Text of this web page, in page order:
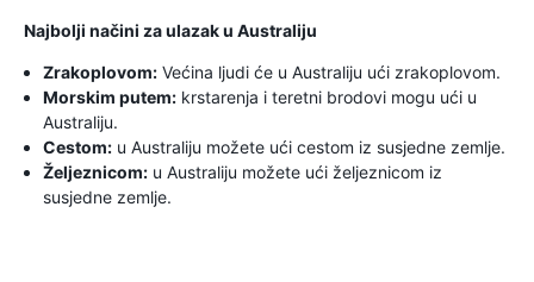
Najbolji načini za ulazak u Australiju
Zrakoplovom: Većina ljudi će u Australiju ući zrakoplovom.
Morskim putem: krstarenja i teretni brodovi mogu ući u
Australiju.
Cestom: u Australiju možete ući cestom iz susjedne zemlje.
Željeznicom: u Australiju možete ući željeznicom iz
susjedne zemlje.